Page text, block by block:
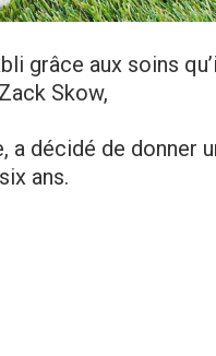
grâce aux soins
Skow,
a décidé de donner
ans.